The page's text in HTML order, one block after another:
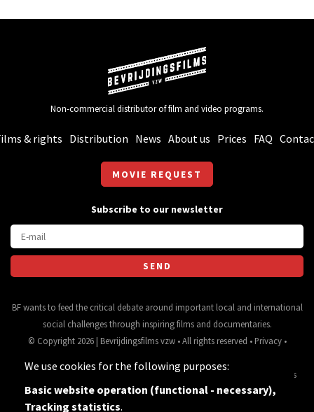
Non-commercial distributor of film and video programs.
& rights Distribution News About us Prices FAQ
MOVIE REQUEST
Subscribe to our newsletter
BF wants to feed the critical debate around important local and international
social challenges through inspiring films and documentaries.
© Copyright 2026 | Bevrijdingsfilms vzw • All rights reserved • Privacy•
Source for movie data and images:
General terms
and conditions
We use cookies for the following purposes:
Basic website operation (functional - necessary),
Tracking statistics.